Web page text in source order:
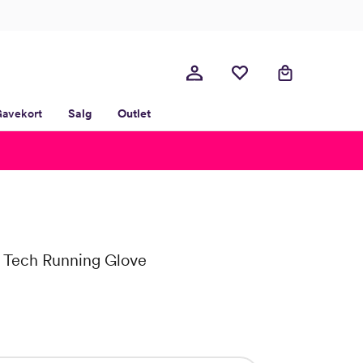
Salg Outlet
Running Glove